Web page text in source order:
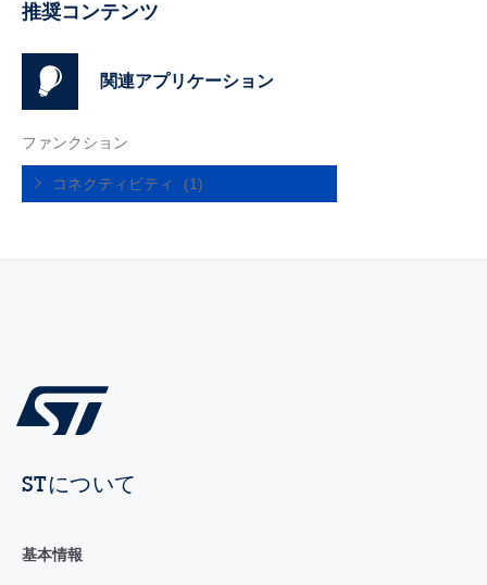
推奨コンテンツ
関連アプリケーション
ファンクション
コネクティビティ (1)
STについて
基本情報